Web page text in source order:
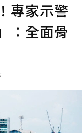
專家示警
：全面骨